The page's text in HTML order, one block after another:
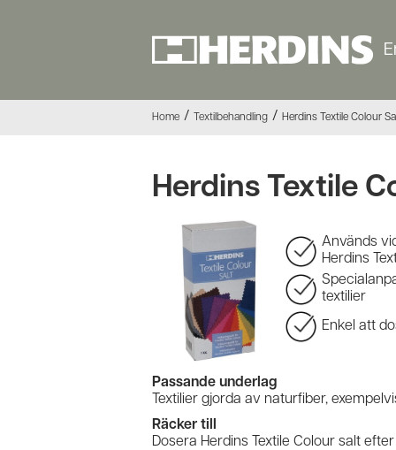
Home / Textilbehandling / Herdins Textile Colour
Herdins Textile
Används
Herdins
textilier
Enkel att
Passande underlag
Textilier gjorda av naturfiber,
Räcker till
Dosera Herdins Textile Colour salt